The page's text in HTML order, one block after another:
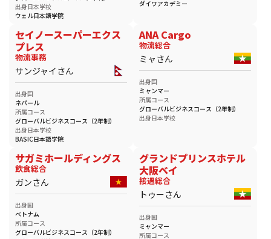
出身日本学校
ウェル日本語学院
ダイワアカデミー
セイノースーパーエクス
プレス
物流事務
サンジャイさん
出身国
ネパール
所属コース
グローバルビジネスコース（2年制）
出身日本学校
BASIC日本語学院
ANA Cargo
物流総合
ミャさん
出身国
ミャンマー
所属コース
グローバルビジネスコース（2年制）
出身日本学校
サガミホールディングス
飲食総合
ガンさん
出身国
ベトナム
所属コース
グローバルビジネスコース（2年制）
グランドプリンスホテル
大阪ベイ
接遇総合
トゥーさん
出身国
ミャンマー
所属コース